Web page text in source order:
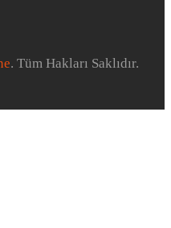
. Tüm Hakları Saklıdır.